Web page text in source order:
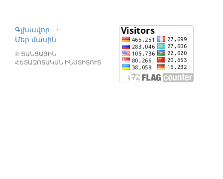
Գլխավոր
⋅
Մեր մասին
© ՑԱՆՑԱՅԻՆ
ՀԵՏԱԶՈՏԱԿԱՆ ԻՆՍՏԻՏՈՒՏ